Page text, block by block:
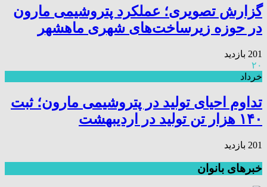
گزارش تصویری؛ عملکرد پتروشیمی مارون
در حوزه زیرساخت‌های شهری ماهشهر
201 بازدید
۲۰
خرداد
تداوم احیای تولید در پتروشیمی مارون؛ ثبت
۱۴۰ هزار تن تولید در اردیبهشت
201 بازدید
خبرهای بانوان